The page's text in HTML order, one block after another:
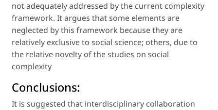
not adequately addressed by the current complexity
framework. It argues that some elements are
neglected by this framework because they are
relatively exclusive to social science; others, due to
the relative novelty of the studies on social
complexity
Conclusions:
It is suggested that interdisciplinary collaboration